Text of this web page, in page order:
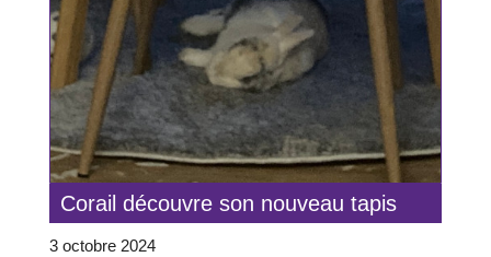
Corail découvre son nouveau tapis
3 octobre 2024